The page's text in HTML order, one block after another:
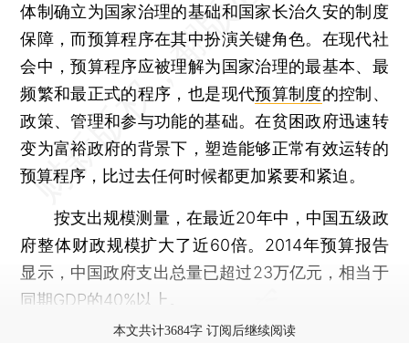
体制确立为国家治理的基础和国家长治久安的制度
保障，而预算程序在其中扮演关键角色。在现代社
会中，预算程序应被理解为国家治理的最基本、最
频繁和最正式的程序，也是现代预算制度的控制、
政策、管理和参与功能的基础。在贫困政府迅速转
变为富裕政府的背景下，塑造能够正常有效运转的
预算程序，比过去任何时候都更加紧要和紧迫。
按支出规模测量，在最近20年中，中国五级政
府整体财政规模扩大了近60倍。2014年预算报告
显示，中国政府支出总量已超过23万亿元，相当于
同期GDP的40%以上。
本文共计3684字 订阅后继续阅读